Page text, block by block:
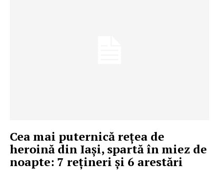
Cea mai puternică reţea de
heroină din Iaşi, spartă în miez de
noapte: 7 reţineri și 6 arestări